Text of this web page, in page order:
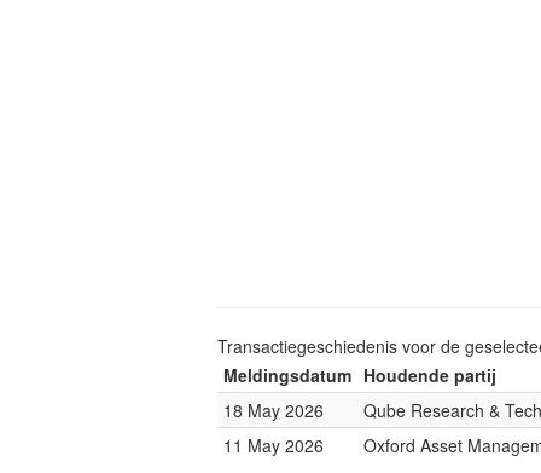
Transactiegeschiedenis voor de
Meldingsdatum Houdende partij
18 May 2026
Qube Research &
11 May 2026
Oxford Asset